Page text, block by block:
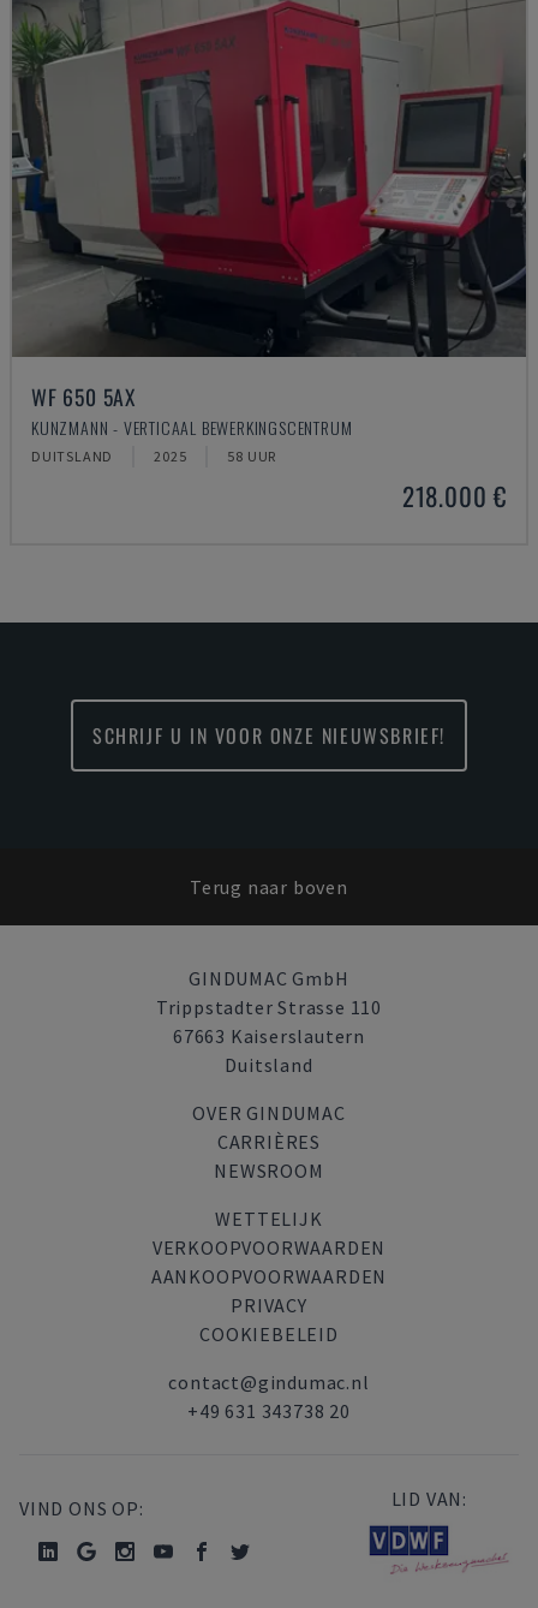
WF 650 5AX
KUNZMANN - VERTICAAL BEWERKINGSCENTRUM
DUITSLAND 2025 58 UUR
218.000 €
SCHRIJF U IN VOOR ONZE NIEUWSBRIEF!
Terug naar boven
GINDUMAC GmbH
Trippstadter Strasse 110
67663 Kaiserslautern
Duitsland
OVER GINDUMAC
CARRIÈRES
NEWSROOM
WETTELIJK
VERKOOPVOORWAARDEN
AANKOOPVOORWAARDEN
PRIVACY
COOKIEBELEID
contact@gindumac.nl
+49 631 343738 20
VIND ONS OP: LID VAN: